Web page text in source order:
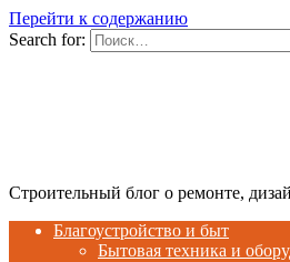
Перейти к содержанию
Search for:
Строительный блог о ремонте,
Благоустройство и быт
Бытовая техника и